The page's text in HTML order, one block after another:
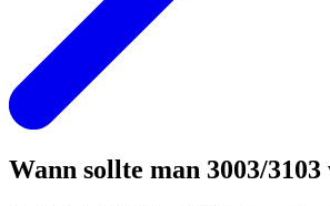
Wann sollte man 3003/3103